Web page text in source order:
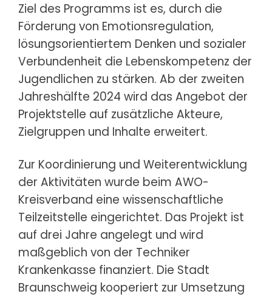
Ziel des Programms ist es, durch die
Förderung von Emotionsregulation,
lösungsorientiertem Denken und sozialer
Verbundenheit die Lebenskompetenz der
Jugendlichen zu stärken. Ab der zweiten
Jahreshälfte 2024 wird das Angebot der
Projektstelle auf zusätzliche Akteure,
Zielgruppen und Inhalte erweitert.
Zur Koordinierung und Weiterentwicklung
der Aktivitäten wurde beim AWO-
Kreisverband eine wissenschaftliche
Teilzeitstelle eingerichtet. Das Projekt ist
auf drei Jahre angelegt und wird
maßgeblich von der Techniker
Krankenkasse finanziert. Die Stadt
Braunschweig kooperiert zur Umsetzung